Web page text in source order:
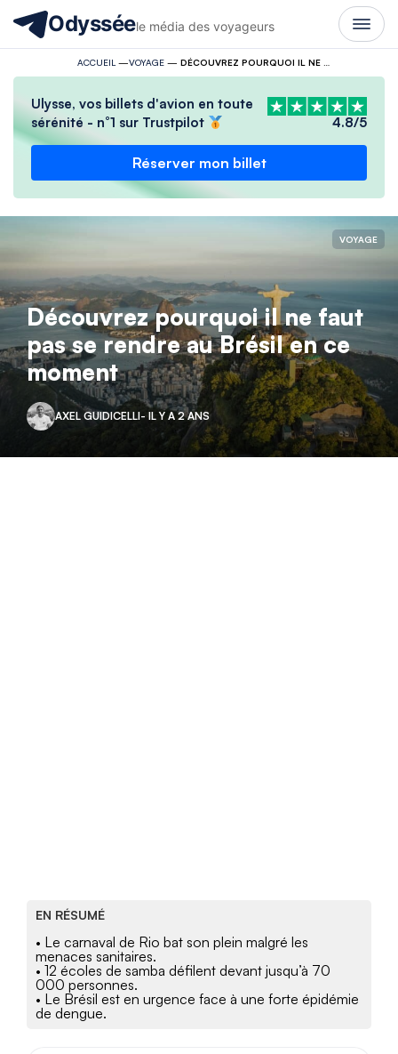
Odysséele média des voyageurs
ACCUEIL —VOYAGE—
Ulysse, vos billets d'avion en toute
sérénité - n°1 sur Trustpilot
4.8/5
Réserver mon billet
VOYAGE
Découvrez pourquoi il ne faut
pas se rendre au Brésil en ce
moment
AXEL GUIDICELLI- IL Y A 2 ANS
EN RÉSUMÉ
• Le carnaval de Rio bat son plein malgré les
menaces sanitaires.
• 12 écoles de samba défilent devant jusqu’à 70
000 personnes.
• Le Brésil est en urgence face à une forte épidémie
de dengue.